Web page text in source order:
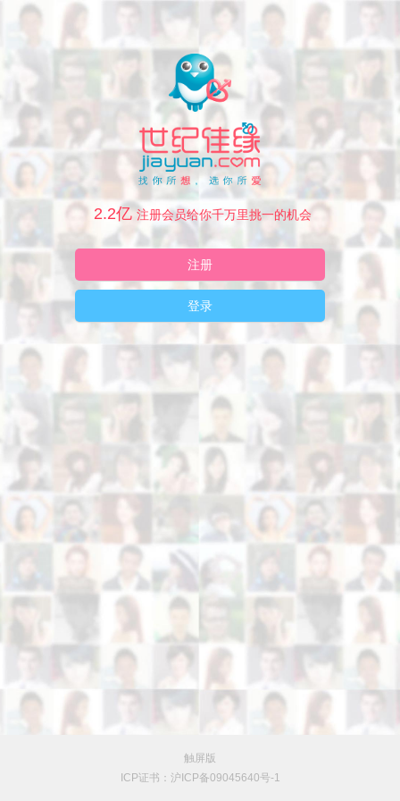
2.2亿 注册会员给你千万里挑一的机会
注册
登录
触屏版
ICP证书：沪ICP备09045640号-1